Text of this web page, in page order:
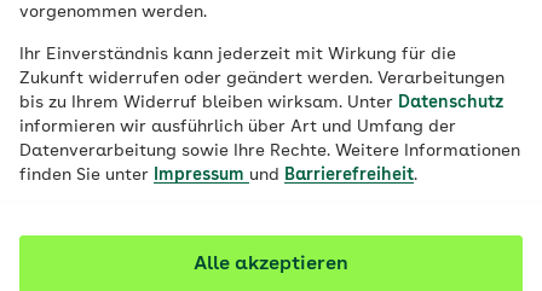
vorgenommen werden.
Ihr Einverständnis kann jederzeit mit Wirkung für die
Zukunft widerrufen oder geändert werden. Verarbeitungen
bis zu Ihrem Widerruf bleiben wirksam. Unter Datenschutz
informieren wir ausführlich über Art und Umfang der
Datenverarbeitung sowie Ihre Rechte. Weitere Informationen
finden Sie unter
Impressum und Barrierefreiheit.
Alle akzeptieren
Fachlich geprüft